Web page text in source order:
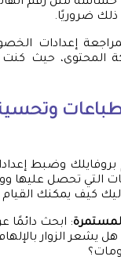
ذلك ضروريًا.
إعدادات
المحتوى، حيث
بروفايلك وضبط
التي تحصل
كيف يمكنك القيام
: ابحث دائمًا
يشعر الزوار